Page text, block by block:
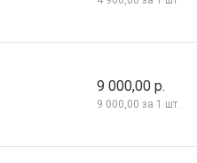
9 000,00 р.
9 000,00 за 1 шт.